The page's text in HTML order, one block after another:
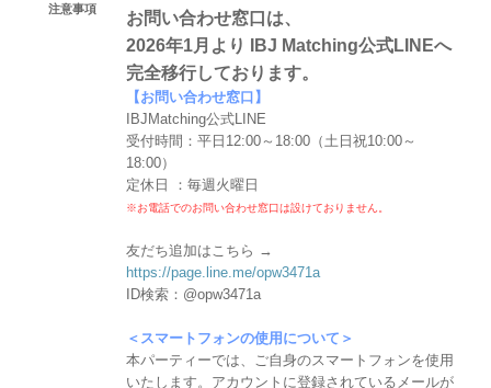
注意事項
お問い合わせ窓口は、
2026年1月より IBJ Matching公式LINEへ
完全移行しております。
【お問い合わせ窓口】
IBJMatching公式LINE
受付時間：平日12:00～18:00（土日祝10:00～
18:00）
定休日 ：毎週火曜日
※お電話でのお問い合わせ窓口は設けておりません。
友だち追加はこちら →
https://page.line.me/opw3471a
ID検索：@opw3471a
＜スマートフォンの使用について＞
本パーティーでは、ご自身のスマートフォンを使用
いたします。アカウントに登録されているメールが